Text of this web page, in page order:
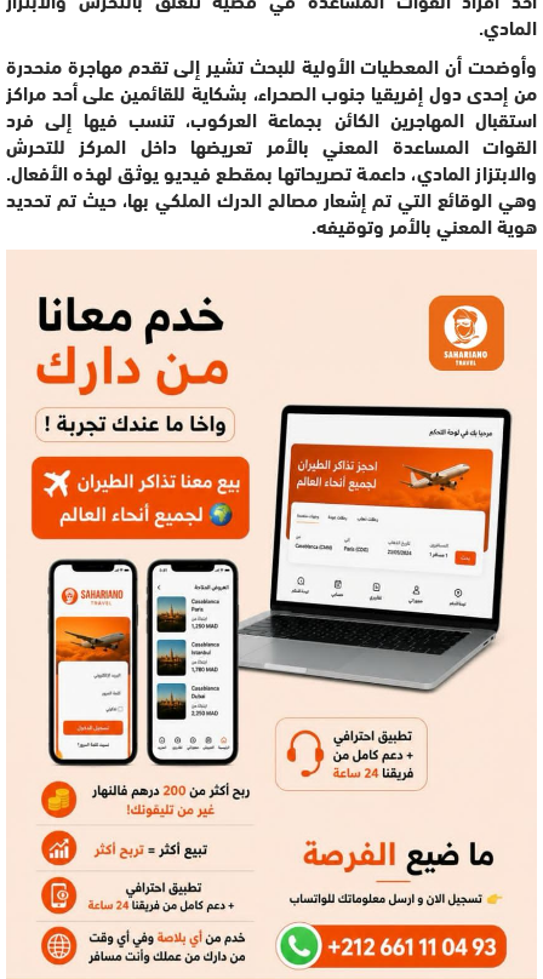
المادي.
وأوضحت أن المعطيات الأولية للبحث تشير إلى تقدم مهاجرة منحدرة
من إحدى دول إفريقيا جنوب الصحراء، بشكاية للقائمين على أحد مراكز
استقبال المهاجرين الكائن بجماعة العركوب، تنسب فيها إلى فرد
القوات المساعدة المعني بالأمر تعريضها داخل المركز للتحرش
والابتزاز المادي، داعمة تصريحاتها بمقطع فيديو يوثق لهذه الأفعال.
وهي الوقائع التي تم إشعار مصالح الدرك الملكي بها، حيث تم تحديد
هوية المعني بالأمر وتوقيفه.